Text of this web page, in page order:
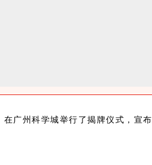
在广州科学城举行了揭牌仪式，宣布